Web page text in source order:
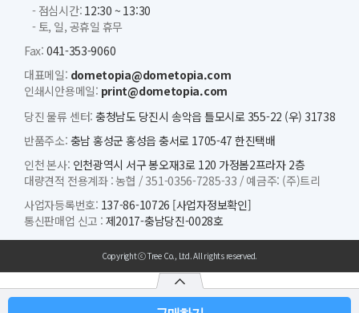
- 점심시간: 12:30 ~ 13:30
- 토, 일, 공휴일 휴무
Fax: 041-353-9060
대표메일: dometopia@dometopia.com
인쇄시안용메일: print@dometopia.com
당진 물류 센터: 충청남도 당진시 송악읍 틀모시로 355-22 (우) 31738
반품주소: 충남 홍성군 홍성읍 충서로 1705-47 한진택배
인천 본사: 인천광역시 서구 봉오재3로 120 가정봄2프라자 2층
대량견적 전용계좌 :농협 / 351-0356-7285-33 / 예금주: (주)트리
사업자등록번호: 137-86-10726 [사업자정보확인]
통신판매업 신고 : 제2017-충남당진-0028호
Copyright ⓒ Tree Co., Ltd. All rights reserved.